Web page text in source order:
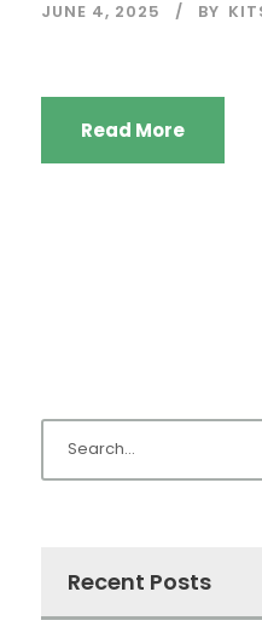
JUNE 4, 2025 BY
Read More
Recent Posts